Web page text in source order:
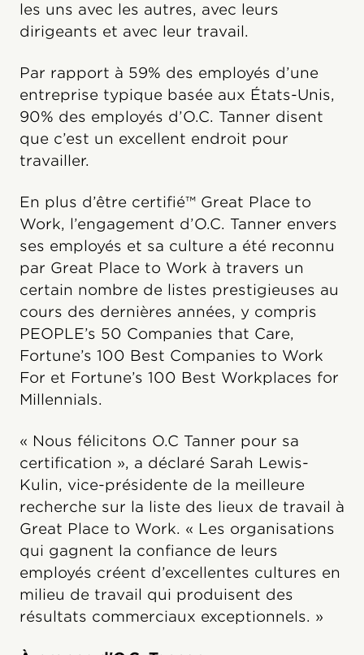
les uns avec les autres, avec leurs
dirigeants et avec leur travail.
Par rapport à 59% des employés d’une
entreprise typique basée aux États-Unis,
90% des employés d’O.C. Tanner disent
que c’est un excellent endroit pour
travailler.
En plus d’être certifié™ Great Place to
Work, l’engagement d’O.C. Tanner envers
ses employés et sa culture a été reconnu
par Great Place to Work à travers un
certain nombre de listes prestigieuses au
cours des dernières années, y compris
PEOPLE’s 50 Companies that Care,
Fortune’s 100 Best Companies to Work
For et Fortune’s 100 Best Workplaces for
Millennials.
« Nous félicitons O.C Tanner pour sa
certification », a déclaré Sarah Lewis-
Kulin, vice-présidente de la meilleure
recherche sur la liste des lieux de travail à
Great Place to Work. « Les organisations
qui gagnent la confiance de leurs
employés créent d’excellentes cultures en
milieu de travail qui produisent des
résultats commerciaux exceptionnels. »